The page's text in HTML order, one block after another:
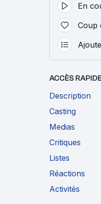
En
ACCÈS
Description
Casting
Medias
Critiques
Listes
Réactions
Activités